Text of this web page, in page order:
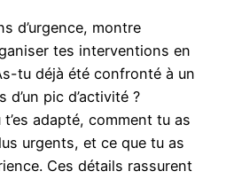
d’urgence, montre
tes interventions en
tu déjà été confronté à un
pic d’activité ?
adapté, comment tu as
urgents, et ce que tu as
Ces détails rassurent